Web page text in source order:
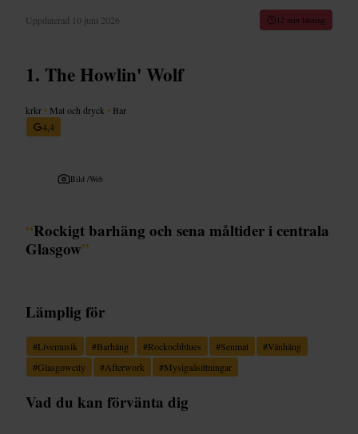
Uppdaterad 10 juni 2026 12 min läsning
The Howlin' Wolf
krkr • Mat och dryck • Bar
4,4
Bild /Web
“Rockigt barhäng och sena måltider i centrala
Glasgow”
Lämplig för
#Livemusik #Barhäng #Rockochblues #Senmat #Vänhäng
#Glasgowcity #Afterwork #Mysigaåsittningar
Vad du kan förvänta dig